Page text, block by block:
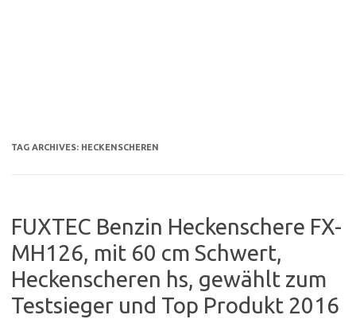
TAG ARCHIVES: HECKENSCHEREN
FUXTEC Benzin Heckenschere FX-
MH126, mit 60 cm Schwert,
Heckenscheren hs, gewählt zum
Testsieger und Top Produkt 2016